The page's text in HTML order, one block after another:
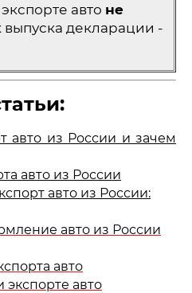
авто не
выпуска декларации -
авто из России и зачем
авто из России
авто из России:
авто из России
авто
авто